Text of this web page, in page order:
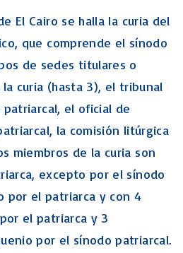
El Cairo se halla la curia del
que comprende el sínodo
de sedes titulares o
curia (hasta 3), el tribunal
el oficial de
la comisión litúrgica
miembros de la curia son
excepto por el sínodo
por el patriarca y con 4
el patriarca y 3
por el sínodo patriarcal.